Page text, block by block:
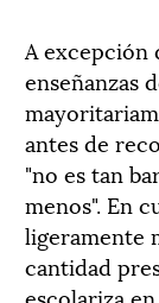
A excepción
enseñanzas
antes de
"no es tan
menos". En
ligeramente
cantidad
escolariza